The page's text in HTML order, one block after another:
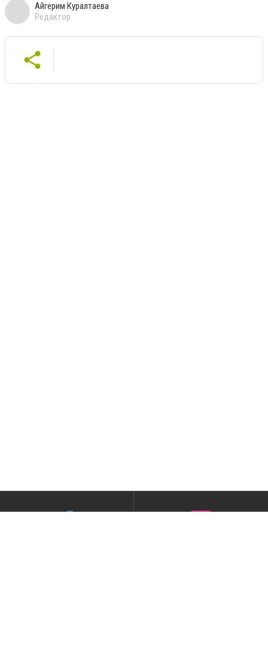
Айгерим Куралтаева
Редактор